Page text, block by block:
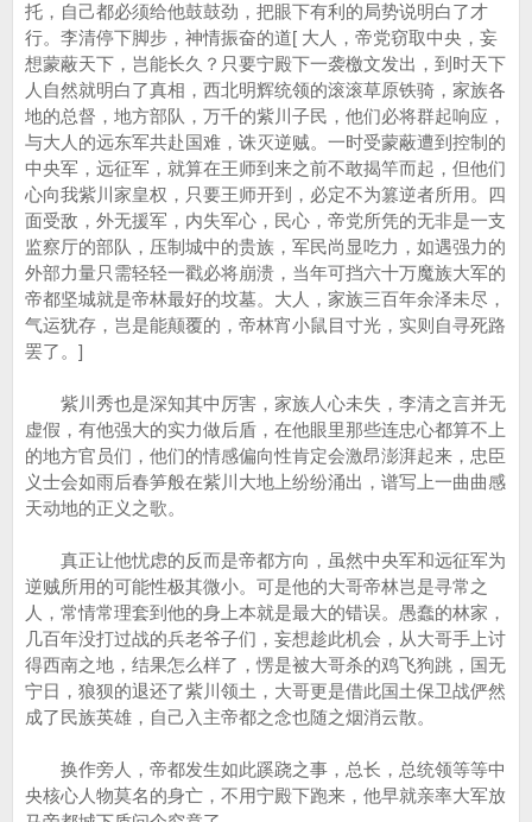
托，自己都必须给他鼓鼓劲，把眼下有利的局势说明白了才
行。李清停下脚步，神情振奋的道[ 大人，帝党窃取中央，妄
想蒙蔽天下，岂能长久？只要宁殿下一袭檄文发出，到时天下
人自然就明白了真相，西北明辉统领的滚滚草原铁骑，家族各
地的总督，地方部队，万千的紫川子民，他们必将群起响应，
与大人的远东军共赴国难，诛灭逆贼。一时受蒙蔽遭到控制的
中央军，远征军，就算在王师到来之前不敢揭竿而起，但他们
心向我紫川家皇权，只要王师开到，必定不为篡逆者所用。四
面受敌，外无援军，内失军心，民心，帝党所凭的无非是一支
监察厅的部队，压制城中的贵族，军民尚显吃力，如遇强力的
外部力量只需轻轻一戳必将崩溃，当年可挡六十万魔族大军的
帝都坚城就是帝林最好的坟墓。大人，家族三百年余泽未尽，
气运犹存，岂是能颠覆的，帝林宵小鼠目寸光，实则自寻死路
罢了。]
紫川秀也是深知其中厉害，家族人心未失，李清之言并无
虚假，有他强大的实力做后盾，在他眼里那些连忠心都算不上
的地方官员们，他们的情感偏向性肯定会激昂澎湃起来，忠臣
义士会如雨后春笋般在紫川大地上纷纷涌出，谱写上一曲曲感
天动地的正义之歌。
真正让他忧虑的反而是帝都方向，虽然中央军和远征军为
逆贼所用的可能性极其微小。可是他的大哥帝林岂是寻常之
人，常情常理套到他的身上本就是最大的错误。愚蠢的林家，
几百年没打过战的兵老爷子们，妄想趁此机会，从大哥手上讨
得西南之地，结果怎么样了，愣是被大哥杀的鸡飞狗跳，国无
宁日，狼狈的退还了紫川领土，大哥更是借此国土保卫战俨然
成了民族英雄，自己入主帝都之念也随之烟消云散。
换作旁人，帝都发生如此蹊跷之事，总长，总统领等等中
央核心人物莫名的身亡，不用宁殿下跑来，他早就亲率大军放